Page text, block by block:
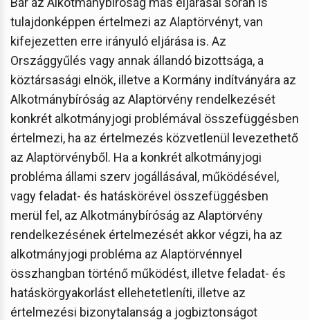
tulajdonképpen értelmezi az Alaptörvényt, van
kifejezetten erre irányuló eljárása is. Az
Országgyűlés vagy annak állandó bizottsága, a
köztársasági elnök, illetve a Kormány indítványára az
Alkotmánybíróság az Alaptörvény rendelkezését
konkrét alkotmányjogi problémával összefüggésben
értelmezi, ha az értelmezés közvetlenül levezethető
az Alaptörvényből. Ha a konkrét alkotmányjogi
probléma állami szerv jogállásával, működésével,
vagy feladat- és hatáskörével összefüggésben
merül fel, az Alkotmánybíróság az Alaptörvény
rendelkezésének értelmezését akkor végzi, ha az
alkotmányjogi probléma az Alaptörvénnyel
összhangban történő működést, illetve feladat- és
hatáskörgyakorlást ellehetetleníti, illetve az
értelmezési bizonytalanság a jogbiztonságot